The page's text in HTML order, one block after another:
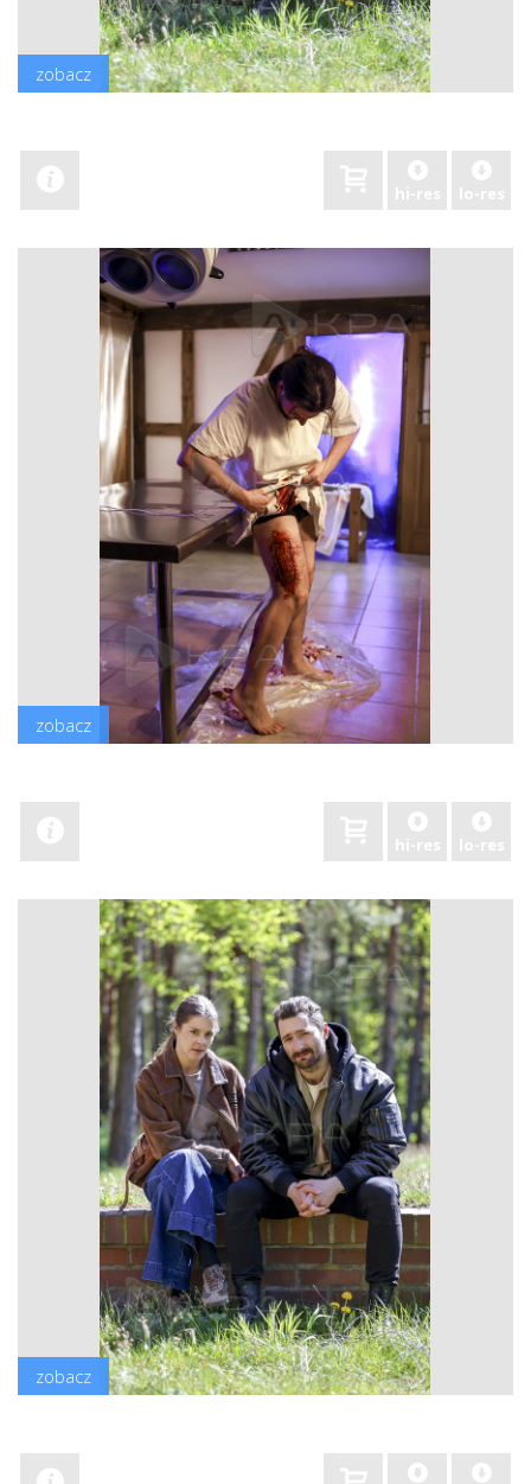
zobacz
hi-res lo-res
zobacz
hi-res lo-res
zobacz